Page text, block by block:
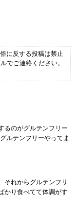
に反する投稿は禁止
でご連絡ください。
るのがグルテンフリー
ルテンフリーやってま
それからグルテンフリ
かり食べてて体調がす